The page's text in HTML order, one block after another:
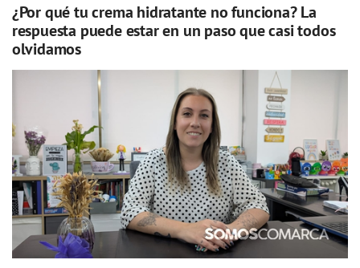
¿Por qué tu crema hidratante no funciona? La
respuesta puede estar en un paso que casi todos
olvidamos